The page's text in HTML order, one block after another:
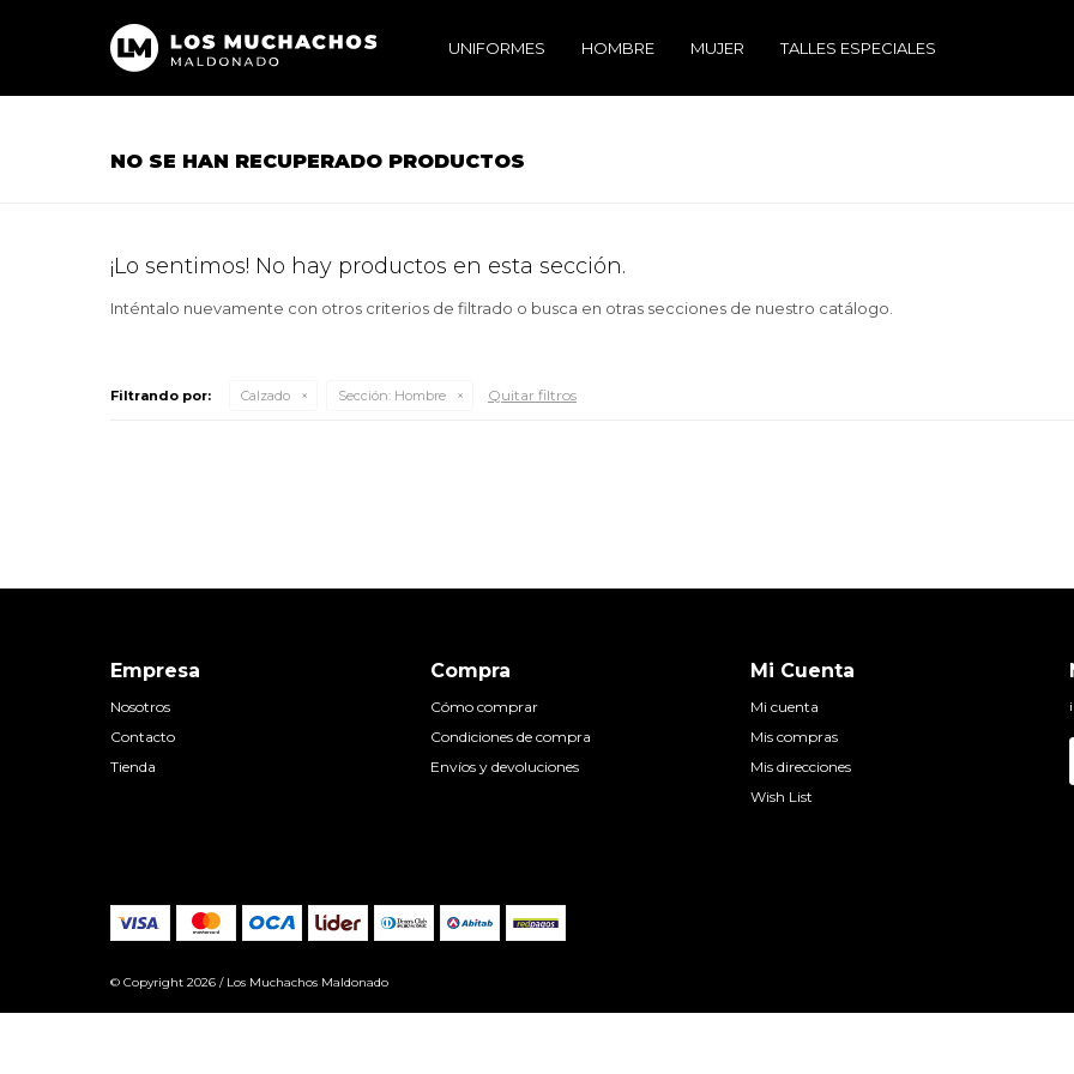
UNIFORMES HOMBRE MUJER TALLES ESPECIALES
NO SE HAN RECUPERADO PRODUCTOS
¡Lo sentimos! No hay productos en esta sección.
Inténtalo nuevamente con otros criterios de filtrado o busca en otras secciones de nuestro catálogo.
Filtrando por: Calzado Sección: Hombre Quitar filtros
Empresa
Nosotros
Contacto
Tienda
Compra
Cómo comprar
Condiciones de compra
Envíos y devoluciones
Mi Cuenta
Mi cuenta
Mis compras
Mis direcciones
Wish List
© Copyright 2026 / Los Muchachos Maldonado